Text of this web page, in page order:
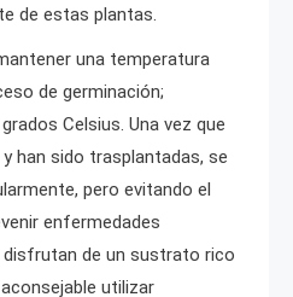
de estas plantas.
una temperatura
de germinación;
Celsius. Una vez que
han sido trasplantadas, se
pero evitando el
enfermedades
disfrutan de un sustrato rico
utilizar